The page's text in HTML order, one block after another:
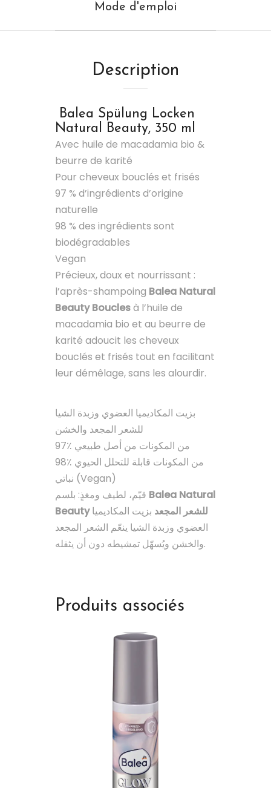
Mode d'emploi
Description
Balea Spülung Locken
Natural Beauty, 350 ml
Avec huile de macadamia bio &
beurre de karité
Pour cheveux bouclés et frisés
97 % d’ingrédients d’origine
naturelle
98 % des ingrédients sont
biodégradables
Vegan
Précieux, doux et nourrissant :
l’après-shampoing Balea Natural
Beauty Bouclesà l’huile de
macadamia bio et au beurre de
karité adoucit les cheveux
bouclés et frisés tout en facilitant
leur démêlage, sans les alourdir.
بزيت المكاديميا العضوي وزبدة الشيا
للشعر المجعد والخشن
97٪ من المكونات من أصل طبيعي
98٪ من المكونات قابلة للتحلل الحيوي
نباتي (Vegan)
Balea Natural
Beauty للشعر المجعد بزيت المكاديميا
العضوي وزبدة الشيا ينعّم الشعر المجعد
والخشن ويُسهّل تمشيطه دون أن يثقله.
Produits associés